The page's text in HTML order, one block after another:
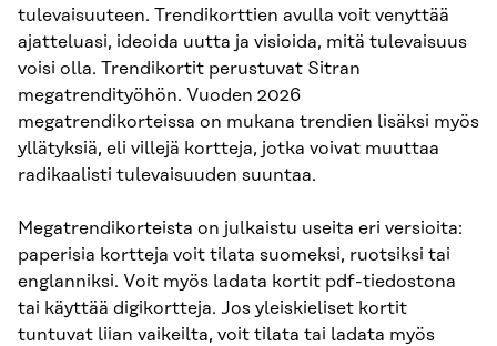
tulevaisuuteen. Trendikorttien avulla voit venyttää
ajatteluasi, ideoida uutta ja visioida, mitä tulevaisuus
voisi olla. Trendikortit perustuvat Sitran
megatrendityöhön. Vuoden 2026
megatrendikorteissa on mukana trendien lisäksi myös
yllätyksiä, eli villejä kortteja, jotka voivat muuttaa
radikaalisti tulevaisuuden suuntaa.
Megatrendikorteista on julkaistu useita eri versioita:
paperisia kortteja voit tilata suomeksi, ruotsiksi tai
englanniksi. Voit myös ladata kortit pdf-tiedostona
tai käyttää digikortteja. Jos yleiskieliset kortit
tuntuvat liian vaikeilta, voit tilata tai ladata myös